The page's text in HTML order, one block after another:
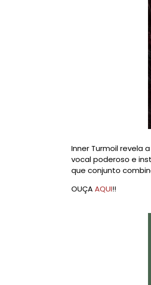
Inner Turmoil revela
vocal poderoso e
que conjunto
OUÇAAQUI!!